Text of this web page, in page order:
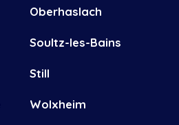
Oberhaslach
Soultz-les-Bains
Still
Wolxheim